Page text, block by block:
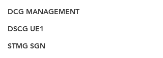
DCG MANAGEMENT
DSCG UE1
STMG SGN